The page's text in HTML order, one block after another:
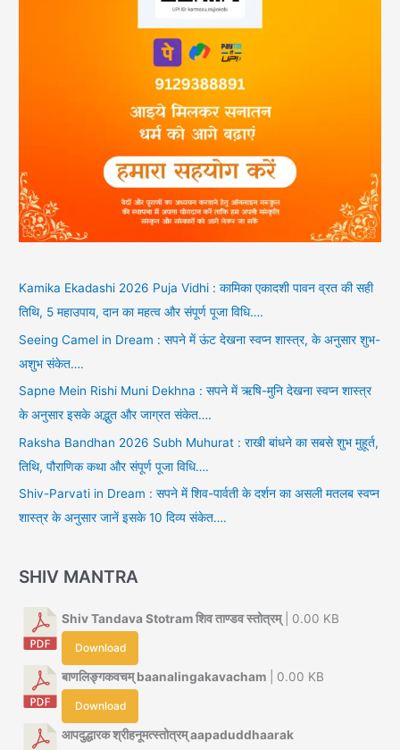
Kamika Ekadashi 2026 Puja Vidhi : कामिका एकादशी पावन व्रत की सही
तिथि, 5 महाउपाय, दान का महत्व और संपूर्ण पूजा विधि….
Seeing Camel in Dream : सपने में ऊंट देखना स्वप्न शास्त्र, के अनुसार शुभ-
अशुभ संकेत….
Sapne Mein Rishi Muni Dekhna : सपने में ऋषि-मुनि देखना स्वप्न शास्त्र
के अनुसार इसके अद्भुत और जाग्रत संकेत….
Raksha Bandhan 2026 Subh Muhurat : राखी बांधने का सबसे शुभ मुहूर्त,
तिथि, पौराणिक कथा और संपूर्ण पूजा विधि….
Shiv-Parvati in Dream : सपने में शिव-पार्वती के दर्शन का असली मतलब स्वप्न
शास्त्र के अनुसार जानें इसके 10 दिव्य संकेत….
SHIV MANTRA
Shiv Tandava Stotram शिव ताण्डव स्तोत्रम्| 0.00 KB
Download
बाणलिङ्गकवचम् baanalingakavacham | 0.00 KB
Download
आपदुद्धारक श्रीहनूमत्स्तोत्रम् aapaduddhaarak